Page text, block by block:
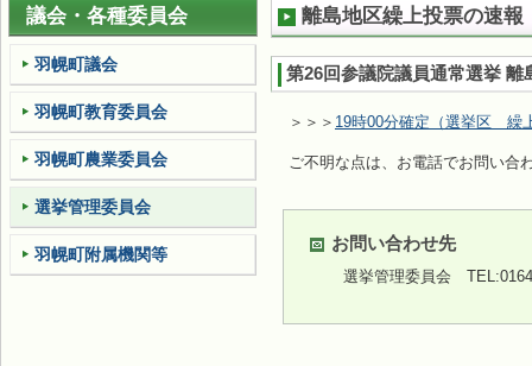
ば
す
離島地区繰上投票の速報
第26回参議院議員通常選挙
＞＞＞ 19時00分確定（選挙区 繰
ご不明な点は、お電話でお問い合
お問い合わせ先
選挙管理委員会
議会・各種委員会
羽幌町議会
羽幌町教育委員会
羽幌町農業委員会
選挙管理委員会
羽幌町附属機関等